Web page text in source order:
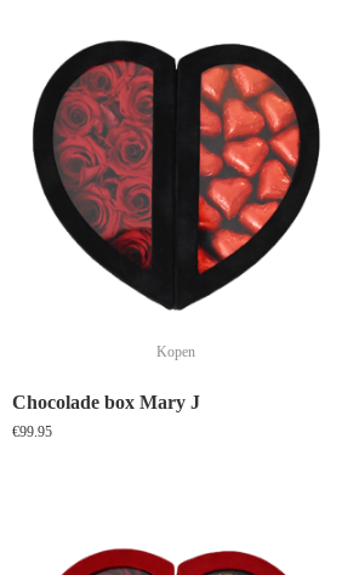
Kopen
Chocolade box Mary J
€99.95